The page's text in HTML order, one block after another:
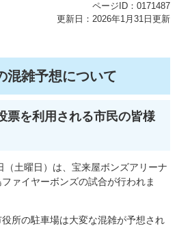
ページID：0171487
更新日：2026年1月31日更新
混雑予想について
票を利用される市民の皆様
土曜日）は、宝来屋ボンズアリーナ
ァイヤーボンズの試合が行われま
所の駐車場は大変な混雑が予想され